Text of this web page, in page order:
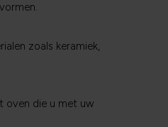
zoals keramiek,
oven die u met uw